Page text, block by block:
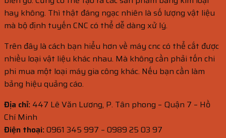
hay không. Thì thật đáng ngạc nhiên là số lượng vật liệu
mà bộ định tuyến CNC có thể dễ dàng xử lý.
Trên đây là cách bạn hiểu hơn về máy cnc có thể cắt được
nhiều loại vật liệu khác nhau. Mà không cần phải tốn chi
phi mua một loại máy gia công khác. Nếu bạn cần làm
bảng hiệu quảng cáo.
Địa chỉ: 447 Lê Văn Lương, P. Tân phong – Quận 7 – Hồ
Chí Minh
Điện thoại:0961 345 997 – 0989 25 03 97